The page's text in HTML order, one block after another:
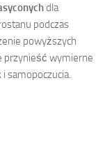
dla
podczas
powyższych
przynieść wymierne
samopoczucia.